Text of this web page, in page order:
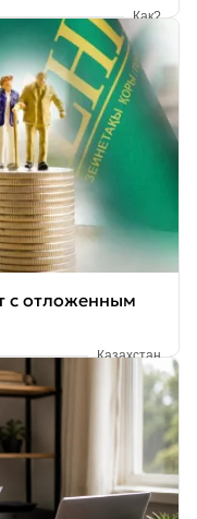
Как?
с отложенным
Казахстан